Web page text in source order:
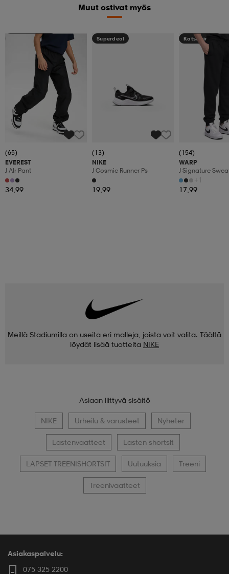
Muut ostivat myös
Kampanja -25%
(65)
EVEREST
J Alr Pant
34,99
Superdeal
(13)
NIKE
J Cosmic Runner Ps
19,99
Katso hintaa
(154)
WARP
J Signature
+1
17,99
Meillä Stadiumilla on useita eri malleja, joista voit valita. Täältä
löydät lisää tuotteita NIKE
Asiaan liittyvä sisältö
NIKE Urheilu & varusteet Nyheter
Lastenvaatteet Lasten shortsit
LAPSET TREENISHORTSIT Uutuuksia Treeni
Treenivaatteet
Asiakaspalvelu:
075 325 2200